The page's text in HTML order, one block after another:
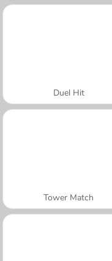
Duel Hit
Tower Match